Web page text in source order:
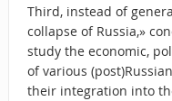
Third, instead of
collapse of Russia,»
study the economic,
of various
their integration into